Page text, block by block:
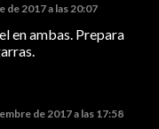
de 2017 a las 20:07
en ambas. Prepara
de 2017 a las 17:58